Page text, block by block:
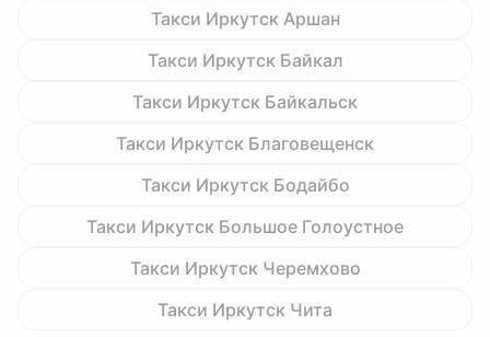
Такси Иркутск Аршан
Такси Иркутск Байкал
Такси Иркутск Байкальск
Такси Иркутск Благовещенск
Такси Иркутск Бодайбо
Такси Иркутск Большое Голоустное
Такси Иркутск Черемхово
Такси Иркутск Чита